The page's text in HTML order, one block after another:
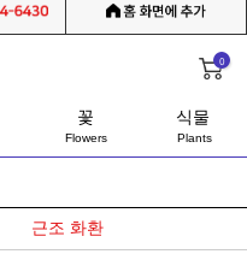
0
꽃
Flowers
식물
Plants
근조 화환